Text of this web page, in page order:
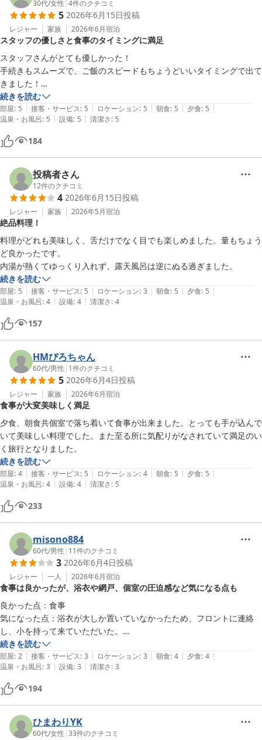
30代/女性 |4件のクチコミ
5 2026年6月15日投稿
レジャー 家族 2026年6月宿泊
スタッフの優しさと食事のタイミングに満足
スタッフさんがとても優しかった！
手続きもスムーズで、ご飯のスピードもちょうどいいタイミングで出て
きました！
ゆったりした時間を過ごすことができて満足です！
続きを読む
部屋: 5 | 接客・サービス: 5 | ロケーション: 5 | 朝食: 5 | 夕食: 5 |
温泉・お風呂: 5 | 設備: 5 | 清潔さ: 5
184
投稿者さん
12件のクチコミ
4 2026年6月15日投稿
レジャー 家族 2026年5月宿泊
絶品料理！
料理がどれも美味しく、舌だけでなく目でも楽しめました。量もちょう
ど良かったです。
内湯が熱くてゆっくり入れず、露天風呂は逆にぬる過ぎました。
続きを読む
部屋: 5 | 接客・サービス: 5 | ロケーション: 3 | 朝食: 5 | 夕食: 5 |
温泉・お風呂: 4 | 設備: 4 | 清潔さ: 4
157
HMぴろちゃん
60代/男性 | 1件のクチコミ
5 2026年6月4日投稿
レジャー 家族 2026年6月宿泊
食事が大変美味しく満足
夕食、朝食共個室で落ち着いて食事が出来ました。とっても手が込んで
いて美味しい料理でした。また至る所に気配りがなされていて満足のい
く旅行となりました。
続きを読む
部屋: 4 | 接客・サービス: 5 | ロケーション: 4 | 朝食: 5 | 夕食: 5 |
温泉・お風呂: 4 | 設備: 4 | 清潔さ: 5
233
misono884
60代/男性 | 11件のクチコミ
3 2026年6月4日投稿
レジャー 一人 2026年6月宿泊
食事は良かったが、浴衣や網戸、個室の圧迫感など気になる点も
良かった点：食事
気になった点：浴衣が大しか置いていなかったため、フロントに連絡
し、小を持って来ていただいた。
網戸がよごれていた。
食事の場所に窓が無く、１人で個室に入ると圧迫感があ
った。
フロントは常に照明を点灯させておいてほしい。早朝、
暗かった。
続きを読む
部屋: 2 | 接客・サービス: 3 | ロケーション: 3 | 朝食: 4 | 夕食: 4 |
温泉・お風呂: 3 | 設備: 3 | 清潔さ: 3
194
ひまわりYK
60代/女性 |33件のクチコミ